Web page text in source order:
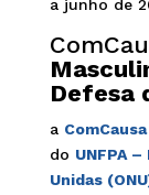
a junho de
Defesa
a
do UNFPA
Unidas